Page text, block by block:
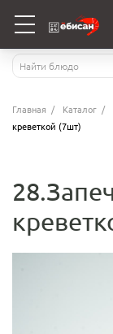
Главная Каталог
креветкой (7шт)